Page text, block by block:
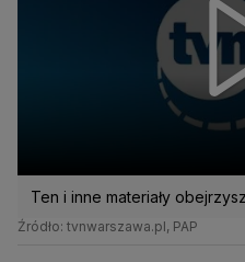
Ten i inne materiały
Źródło: tvnwarszawa.pl, PAP